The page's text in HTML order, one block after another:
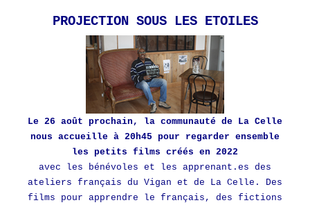
PROJECTION SOUS LES ETOILES
Le 26 août prochain, la communauté de La Celle
nous accueille à 20h45 pour regarder ensemble
les petits films créés en 2022
avec les bénévoles et les apprenant.es des
ateliers français du Vigan et de La Celle. Des
films pour apprendre le français, des fictions